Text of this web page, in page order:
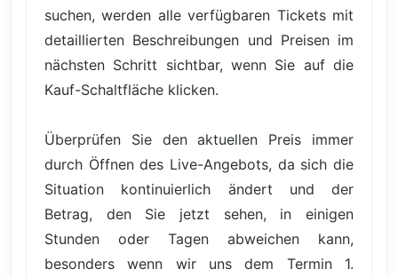
suchen, werden alle verfügbaren Tickets mit
detaillierten Beschreibungen und Preisen im
nächsten Schritt sichtbar, wenn Sie auf die
Kauf-Schaltfläche klicken.
Überprüfen Sie den aktuellen Preis immer
durch Öffnen des Live-Angebots, da sich die
Situation kontinuierlich ändert und der
Betrag, den Sie jetzt sehen, in einigen
Stunden oder Tagen abweichen kann,
besonders wenn wir uns dem Termin 1.